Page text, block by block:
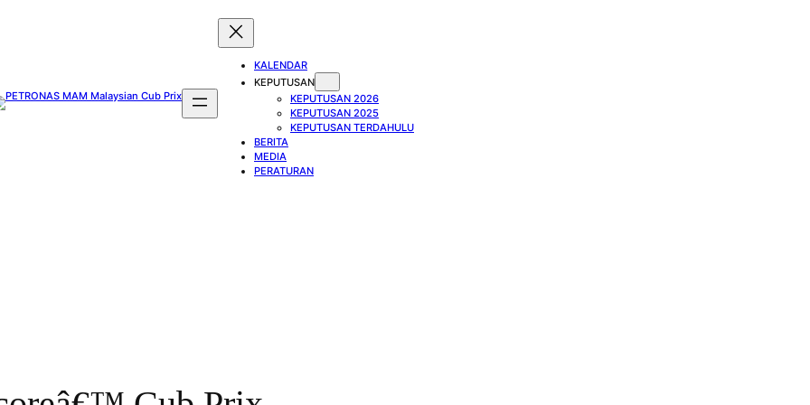
KALENDAR
KEPUTUSAN
KEPUTUSAN 2026
KEPUTUSAN 2025
KEPUTUSAN TERDAHULU
BERITA
MEDIA
PERATURAN